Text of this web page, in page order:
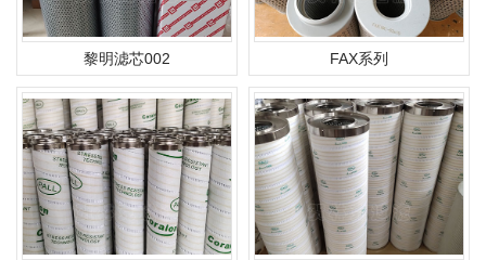
黎明滤芯002 FAX系列